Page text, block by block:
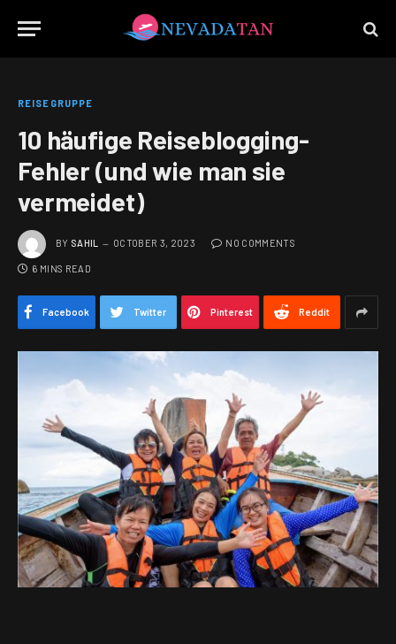
REISEGRUPPE
10 häufige Reiseblogging-
Fehler (und wie man sie
vermeidet)
BY SAHIL OCTOBER 3, 2023 NO COMMENTS
6 MINS READ
Facebook Twitter Pinterest Reddit